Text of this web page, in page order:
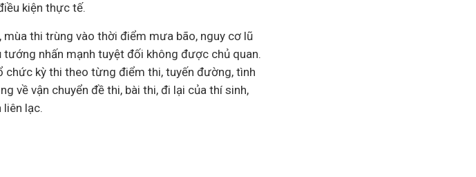
kiện thực tế.
thi trùng vào thời điểm mưa bão, nguy cơ lũ
nhấn mạnh tuyệt đối không được chủ quan.
chức kỳ thi theo từng điểm thi, tuyến đường, tình
về vận chuyển đề thi, bài thi, đi lại của thí sinh,
liên lạc.